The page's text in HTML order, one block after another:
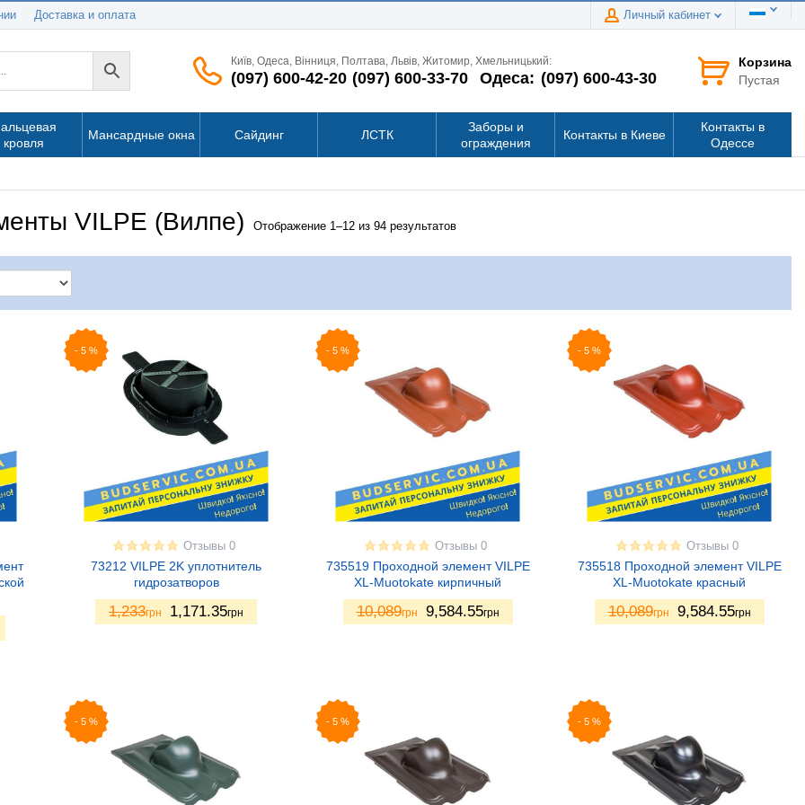
Доставка и оплата Личный кабинет
Київ, Одеса, Вінниця, Полтава, Львів, Житомир, Хмельницький:
(097) 600-42-20 (097) 600-33-70 Одеса: (097) 600-43-30
Корзина
Пустая
кровля
Мансардные окна Сайдинг ЛСТК
Заборы и
ограждения
Контакты в Киеве
Контакты в
Одессе
VILPE (Вилпе) Отображение 1–12 из 94 результатов
- 5 %
Отзывы 0
73212 VILPE 2K уплотнитель
гидрозатворов
1,233грн 1,171.35грн
- 5 %
Отзывы 0
735519 Проходной элемент VILPE
XL-Muotokate кирпичный
10,089грн 9,584.55грн
- 5 %
Отзывы 0
735518 Проходной элемент VILPE
XL-Muotokate красный
10,089грн 9,584.55грн
- 5 % - 5 % - 5 %